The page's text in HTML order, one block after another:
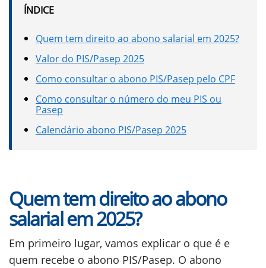
ÍNDICE
Quem tem direito ao abono salarial em 2025?
Valor do PIS/Pasep 2025
Como consultar o abono PIS/Pasep pelo CPF
Como consultar o número do meu PIS ou
Pasep
Calendário abono PIS/Pasep 2025
Quem tem direito ao abono
salarial em 2025?
Em primeiro lugar, vamos explicar o que é e
quem recebe o abono PIS/Pasep. O abono